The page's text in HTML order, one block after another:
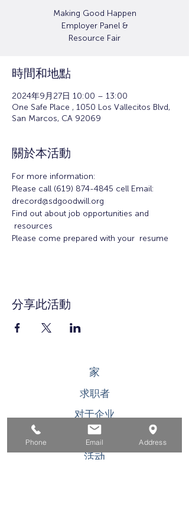
Making Good Happen
Employer Panel &
Resource Fair
時間和地點
2024年9月27日 10:00 – 13:00
One Safe Place , 1050 Los Vallecitos Blvd,
San Marcos, CA 92069
關於本活動
For more information:
Please call (619) 874-4845 cell Email:
drecord@sdgoodwill.org
Find out about job opportunities and
resources
Please come prepared with your  resume
分享此活動
家
求职者
对于企业
为青年
活动
Phone Email Address